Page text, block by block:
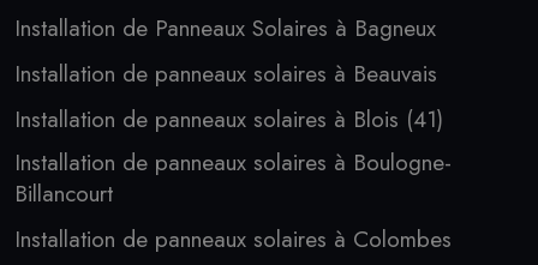
Installation de Panneaux Solaires à Bagneux
Installation de panneaux solaires à Beauvais
Installation de panneaux solaires à Blois (41)
Installation de panneaux solaires à Boulogne-
Billancourt
Installation de panneaux solaires à Colombes